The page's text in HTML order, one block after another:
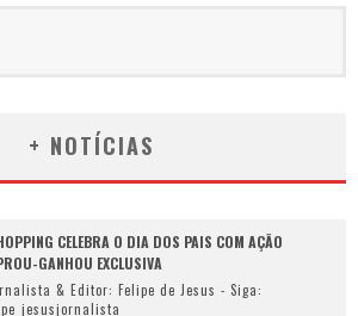
+ NOTÍCIAS
CELEBRA O DIA DOS PAIS COM AÇÃO
GANHOU EXCLUSIVA
& Editor: Felipe de Jesus - Siga: